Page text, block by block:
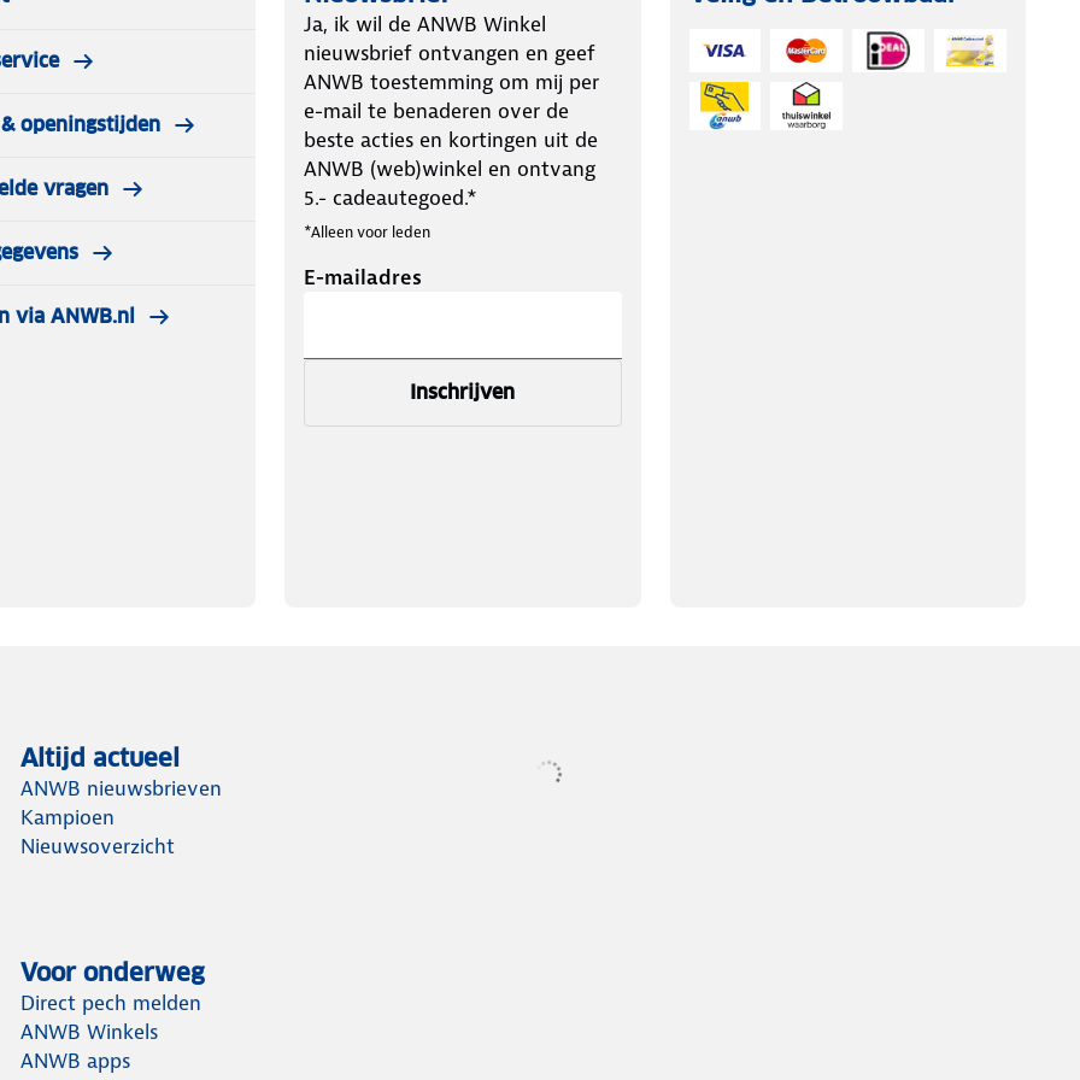
kan) + 2,4 meter aan lampjes.
lichtslinger met 20 lampjes.
Dit is dus een verlengstuk
openingstijden
vragen
via ANWB.nl
Ja, ik wil de ANWB Winkel
nieuwsbrief ontvangen en geef
ANWB toestemming om mij per
e-mail te benaderen over de
beste acties en kortingen uit de
ANWB (web)winkel en ontvang
5.- cadeautegoed.*
*Alleen voor leden
E-mailadres
Inschrijven
Altijd actueel
ANWB nieuwsbrieven
Kampioen
Nieuwsoverzicht
Voor onderweg
Direct pech melden
ANWB Winkels
ANWB apps